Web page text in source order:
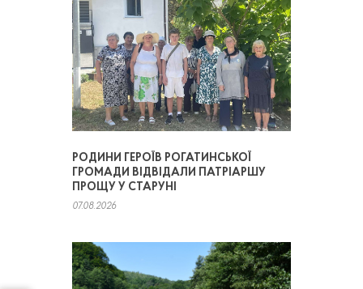
РОДИНИ ГЕРОЇВ РОГАТИНСЬКОЇ
ГРОМАДИ ВІДВІДАЛИ ПАТРІАРШУ
ПРОЩУ У СТАРУНІ
07.08.2026